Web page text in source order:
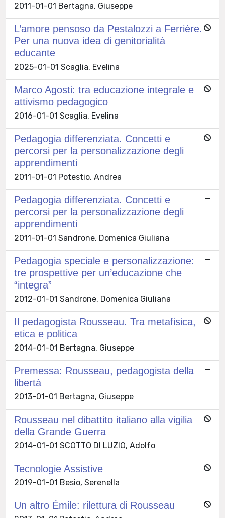
2011-01-01 Bertagna, Giuseppe
L’amore pensoso da Pestalozzi a Ferrière.
Per una nuova idea di genitorialità
educante
2025-01-01 Scaglia, Evelina
Marco Agosti: tra educazione integrale e
attivismo pedagogico
2016-01-01 Scaglia, Evelina
Pedagogia differenziata. Concetti e
percorsi per la personalizzazione degli
apprendimenti
2011-01-01 Potestio, Andrea
Pedagogia differenziata. Concetti e
percorsi per la personalizzazione degli
apprendimenti
2011-01-01 Sandrone, Domenica Giuliana
Pedagogia speciale e personalizzazione:
tre prospettive per un’educazione che
“integra”
2012-01-01 Sandrone, Domenica Giuliana
Il pedagogista Rousseau. Tra metafisica,
etica e politica
2014-01-01 Bertagna, Giuseppe
Premessa: Rousseau, pedagogista della
libertà
2013-01-01 Bertagna, Giuseppe
Rousseau nel dibattito italiano alla vigilia
della Grande Guerra
2014-01-01 SCOTTO DI LUZIO, Adolfo
Tecnologie Assistive
2019-01-01 Besio, Serenella
Un altro Émile: rilettura di Rousseau